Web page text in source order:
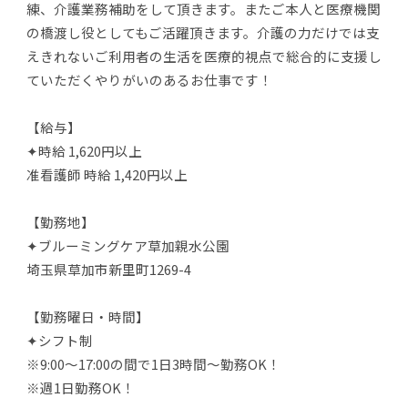
練、介護業務補助をして頂きます。またご本人と医療機関
の橋渡し役としてもご活躍頂きます。介護の力だけでは支
えきれないご利用者の生活を医療的視点で総合的に支援し
ていただくやりがいのあるお仕事です！
【給与】
✦時給 1,620円以上
准看護師 時給 1,420円以上
【勤務地】
✦ブルーミングケア草加親水公園
埼玉県草加市新里町1269-4
【勤務曜日・時間】
✦シフト制
※9:00～17:00の間で1日3時間～勤務OK！
※週1日勤務OK！